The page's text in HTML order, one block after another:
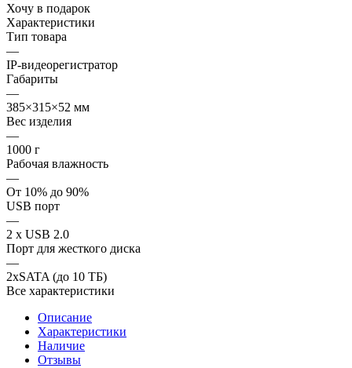
Хочу в подарок
Характеристики
Тип товара
—
IP-видеорегистратор
Габариты
—
385×315×52 мм
Вес изделия
—
1000 г
Рабочая влажность
—
От 10% до 90%
USB порт
—
2 x USB 2.0
Порт для жесткого диска
—
2xSATA (до 10 ТБ)
Все характеристики
Описание
Характеристики
Наличие
Отзывы